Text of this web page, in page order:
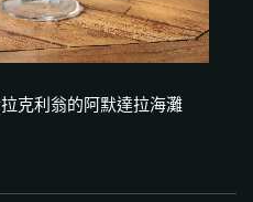
克利翁的阿默達拉海灘